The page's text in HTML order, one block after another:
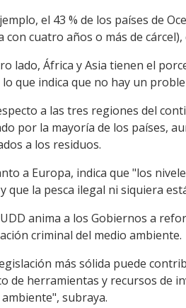
el 43 % de los países de
con cuatro años o más de
lado, África y Asia tienen el
lo que indica que no hay un
a las tres regiones del
por la mayoría de los países,
a los residuos.
a Europa, indica que "los
que la pesca ilegal ni siquiera
anima a los Gobiernos a
criminal del medio ambiente.
más sólida puede
de herramientas y recursos de
subraya.